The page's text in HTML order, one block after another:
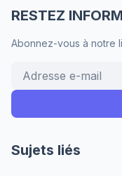
RESTEZ
Abonnez-vous à notre
Sujets liés